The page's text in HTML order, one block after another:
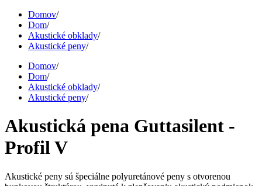
Domov/
Dom/
Akustické obklady/
Akustické peny/
Domov/
Dom/
Akustické obklady/
Akustické peny/
Akustická pena Guttasilent -
Profil V
Akustické peny sú špeciálne polyuretánové peny s otvorenou